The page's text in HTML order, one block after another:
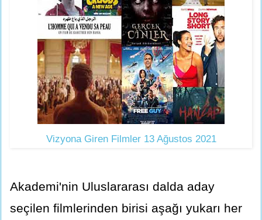
Vizyona Giren Filmler 13 Ağustos 2021
Akademi'nin Uluslararası dalda aday
seçilen filmlerinden birisi aşağı yukarı her